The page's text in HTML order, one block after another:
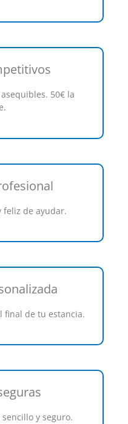
50€ la
feliz de ayudar.
final de tu estancia.
sencillo y seguro.